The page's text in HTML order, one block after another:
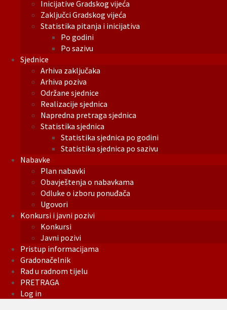
Inicijative Gradskog vijeća
Zaključci Gradskog vijeća
Statistika pitanja i inicijativa
Po godini
Po sazivu
Sjednice
Arhiva zaključaka
Arhiva poziva
Održane sjednice
Realizacije sjednica
Napredna pretraga sjednica
Statistika sjednica
Statistika sjednica po godini
Statistika sjednica po sazivu
Nabavke
Plan nabavki
Obavještenja o nabavkama
Odluke o izboru ponuđača
Ugovori
Konkursi i javni pozivi
Konkursi
Javni pozivi
Pristup informacijama
Gradonačelnik
Rad u radnom tijelu
PRETRAGA
Log in